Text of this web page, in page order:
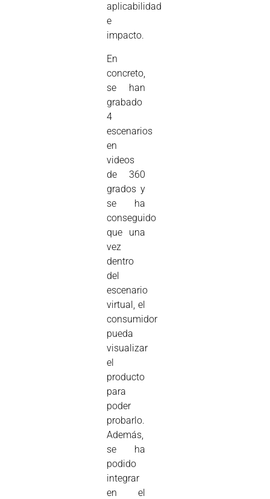
aplicabilidad
e
impacto.
En
concreto,
se han
grabado
4
escenarios
en
videos
de 360
grados y
se ha
conseguido
que una
vez
dentro
del
escenario
virtual, el
consumidor
pueda
visualizar
el
producto
para
poder
probarlo.
Además,
se ha
podido
integrar
en el